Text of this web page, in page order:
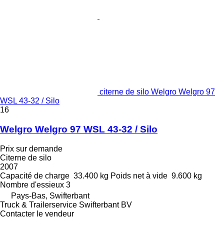
citerne de silo Welgro Welgro 97
WSL 43-32 / Silo
16
Welgro Welgro 97 WSL 43-32 / Silo
Prix sur demande
Citerne de silo
2007
Capacité de charge 33.400 kg Poids net à vide 9.600 kg
Nombre d'essieux 3
Pays-Bas, Swifterbant
Truck & Trailerservice Swifterbant BV
Contacter le vendeur